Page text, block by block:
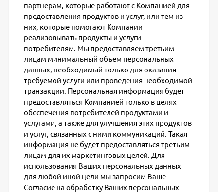
партнерам, которые работают с Компанией для
предоставления продуктов и услуг, или тем из
них, которые помогают Компании
реализовывать продукты и услуги
потребителям. Мы предоставляем третьим
лицам минимальный объем персональных
данных, необходимый только для оказания
требуемой услуги или проведения необходимой
транзакции. Персональная информация будет
предоставляться Компанией только в целях
обеспечения потребителей продуктами и
услугами, а также для улучшения этих продуктов
и услуг, связанных с ними коммуникаций. Такая
информация не будет предоставляться третьим
лицам для их маркетинговых целей. Для
использования Ваших персональных данных
для любой иной цели мы запросим Ваше
Согласие на обработку Ваших персональных